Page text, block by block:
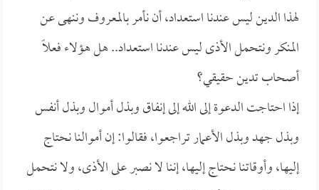
لهذا الدين ليس عندنا استعداد، أن نأمر بالمعروف وننهى عن
المنكر ونتحمل الأذى ليس عندنا استعداد.. هل هؤلاء فعلاً
أصحاب تدين حقيقي؟
إذا احتاجت الدعوة إلى الله إلى إنفاق وبذل أموال وبذل أنفس
وبذل جهد وبذل الأعمار تراجعوا، فقالوا: إن أموالنا نحتاج
إليها، وأوقاتنا نحتاج إليها، إننا لا نصبر على الأذى، ولا نتحمل